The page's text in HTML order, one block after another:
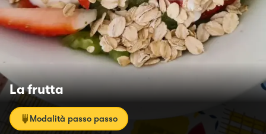
La frutta
Modalità passo passo